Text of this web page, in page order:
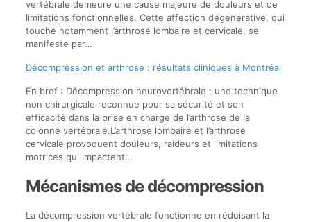
vertébrale demeure une cause majeure de douleurs et de
limitations fonctionnelles. Cette affection dégénérative, qui
touche notamment l’arthrose lombaire et cervicale, se
manifeste par…
Décompression et arthrose : résultats cliniques à Montréal
En bref : Décompression neurovertébrale : une technique
non chirurgicale reconnue pour sa sécurité et son
efficacité dans la prise en charge de l’arthrose de la
colonne vertébrale.L’arthrose lombaire et l’arthrose
cervicale provoquent douleurs, raideurs et limitations
motrices qui impactent…
Mécanismes de décompression
La décompression vertébrale fonctionne en réduisant la